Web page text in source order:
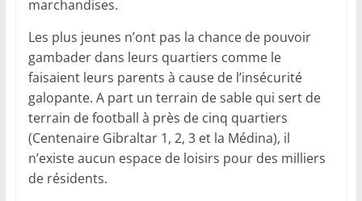
marchandises.
Les plus jeunes n’ont pas la chance de pouvoir
gambader dans leurs quartiers comme le
faisaient leurs parents à cause de l’insécurité
galopante. A part un terrain de sable qui sert de
terrain de football à près de cinq quartiers
(Centenaire Gibraltar 1, 2, 3 et la Médina), il
n’existe aucun espace de loisirs pour des milliers
de résidents.